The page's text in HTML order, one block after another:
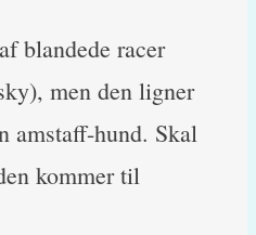
blandede racer
men den ligner
amstaff-hund. Skal
kommer til